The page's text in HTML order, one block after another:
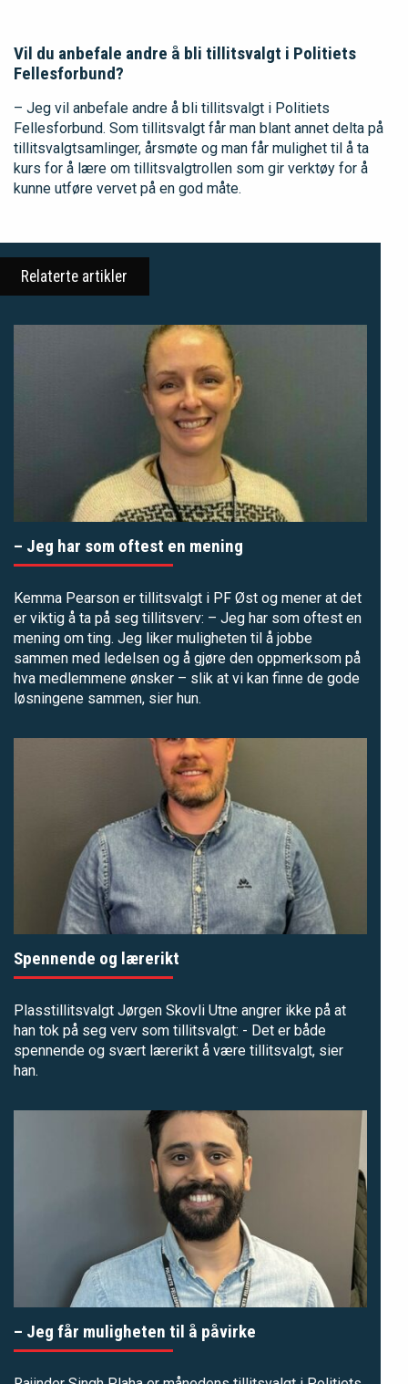
Vil du anbefale andre å bli tillitsvalgt i Politiets
Fellesforbund?
– Jeg vil anbefale andre å bli tillitsvalgt i Politiets
Fellesforbund. Som tillitsvalgt får man blant annet delta på
tillitsvalgtsamlinger, årsmøte og man får mulighet til å ta
kurs for å lære om tillitsvalgtrollen som gir verktøy for å
kunne utføre vervet på en god måte.
Relaterte artikler
– Jeg har som oftest en mening
Kemma Pearson er tillitsvalgt i PF Øst og mener at det
er viktig å ta på seg tillitsverv: – Jeg har som oftest en
mening om ting. Jeg liker muligheten til å jobbe
sammen med ledelsen og å gjøre den oppmerksom på
hva medlemmene ønsker – slik at vi kan finne de gode
løsningene sammen, sier hun.
Spennende og lærerikt
Plasstillitsvalgt Jørgen Skovli Utne angrer ikke på at
han tok på seg verv som tillitsvalgt: - Det er både
spennende og svært lærerikt å være tillitsvalgt, sier
han.
– Jeg får muligheten til å påvirke